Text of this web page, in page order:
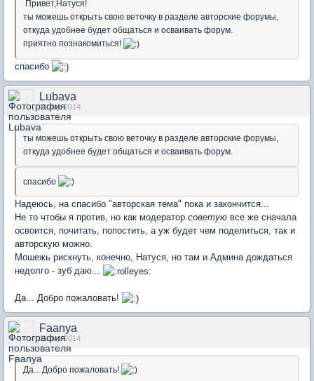
Привет,Натуся!
ты можешь открыть свою веточку в разделе авторские форумы,
откуда удобнее будет общаться и осваивать форум.
приятно познакомиться!
спасибо
Lubava
11 апр 2014
ты можешь открыть свою веточку в разделе авторские форумы,
откуда удобнее будет общаться и осваивать форум.
спасибо
Надеюсь, на спасибо "авторская тема" пока и закончится...
Не то чтобы я против, но как модератор советую все же сначала
освоится, почитать, попостить, а уж будет чем поделиться, так и
авторскую можно.
Мошежь рискнуть, конечно, Натуся, но там и Админа дождаться
недолго - зуб даю...
Да... Добро пожаловать!
Faanya
11 апр 2014
Да... Добро пожаловать!